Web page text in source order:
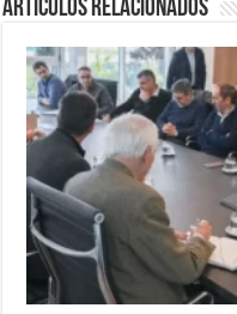
Artículos Relacionados